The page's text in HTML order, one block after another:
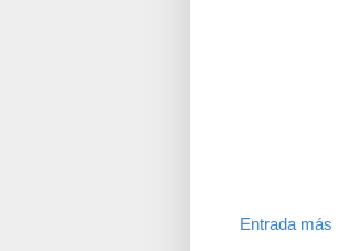
Entrada más